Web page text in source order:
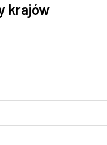
krajów